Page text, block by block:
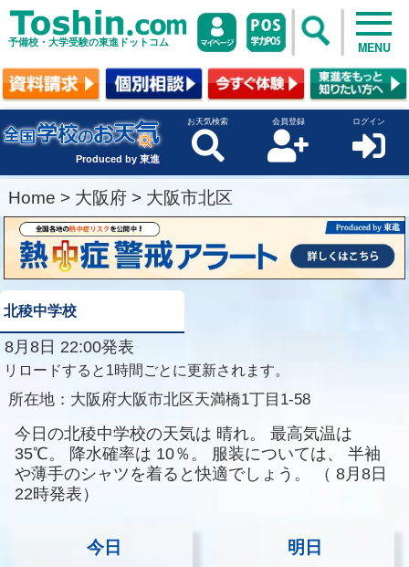
予備校・大学受験の東進ドットコム MENU
Produced by 東進
お天気検索 会員登録 ログイン
Home > 大阪府 > 大阪市北区
北稜中学校
8月8日 22:00発表
リロードすると1時間ごとに更新されます。
所在地： 大阪府大阪市北区天満橋1丁目1-58
今日の北稜中学校の天気は 晴れ。
最高気温は
35℃。
降水確率は 10％。 服装については、
半袖
や薄手のシャツを着ると快適でしょう。
（ 8月8日
22時発表）
今日 明日